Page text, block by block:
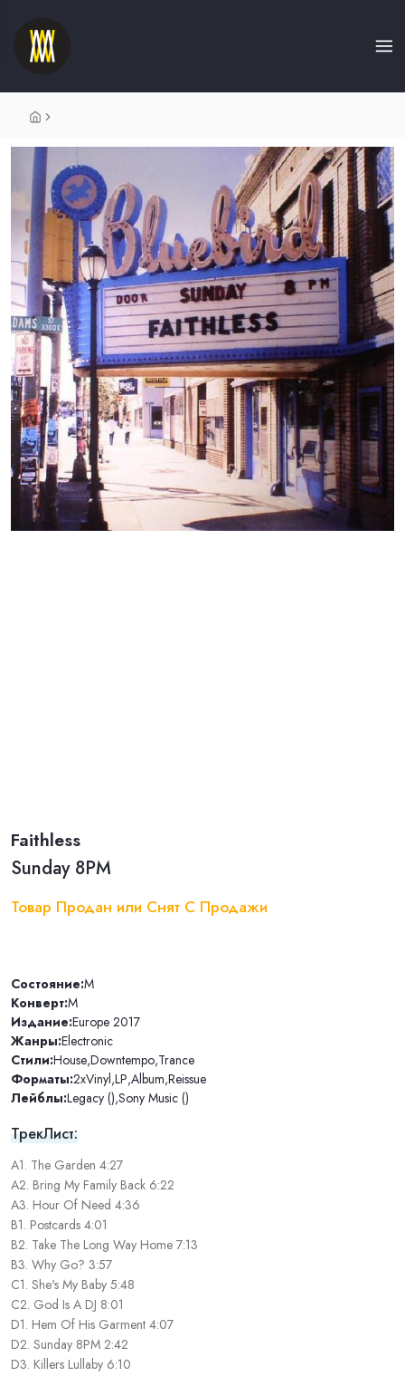
Faithless
Sunday 8PM
Товар Продан или Снят С Продажи
Состояние:M
Конверт:M
Издание:Europe 2017
Жанры:Electronic
Стили:House,Downtempo,Trance
Форматы:2xVinyl,LP,Album,Reissue
Лейблы:Legacy (),Sony Music ()
ТрекЛист:
A1. The Garden 4:27
A2. Bring My Family Back 6:22
A3. Hour Of Need 4:36
B1. Postcards 4:01
B2. Take The Long Way Home 7:13
B3. Why Go? 3:57
C1. She's My Baby 5:48
C2. God Is A DJ 8:01
D1. Hem Of His Garment 4:07
D2. Sunday 8PM 2:42
D3. Killers Lullaby 6:10